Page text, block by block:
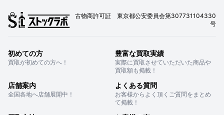
古物商許可証 東京都公安委員会第307731104330
号
初めての方
買取が初めての方へ！
豊富な買取実績
実際に買取させていただいた商品や
買取額も掲載！
店舗案内
全国各地へ店舗展開中！
よくある質問
お客様からよく頂くご質問をまとめ
て掲載！